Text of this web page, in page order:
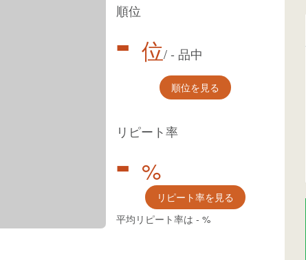
順位
- 位/- 品中
順位を見る
リピート率
- %
リピート率を見る
平均リピート率は - %